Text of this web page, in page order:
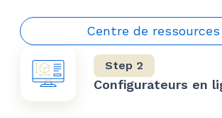
Centre de ressources
Configurateurs en